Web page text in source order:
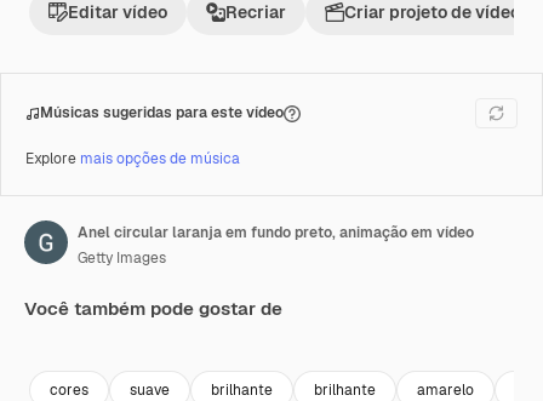
Editar vídeo Recriar Criar projeto de vídeo
Músicas sugeridas para este vídeo
Explore mais opções de música
Anel circular laranja em fundo preto, animação em vídeo
Getty Images
Você também pode gostar de
cores suave brilhante brilhante amarelo